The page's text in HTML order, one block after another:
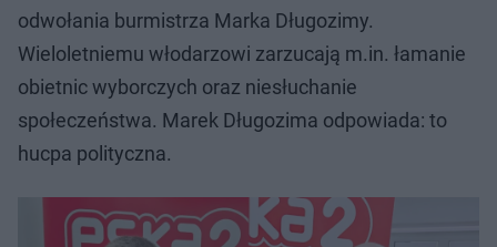
odwołania burmistrza Marka Długozimy.
Wieloletniemu włodarzowi zarzucają m.in. łamanie
obietnic wyborczych oraz niesłuchanie
społeczeństwa. Marek Długozima odpowiada: to
hucpa polityczna.